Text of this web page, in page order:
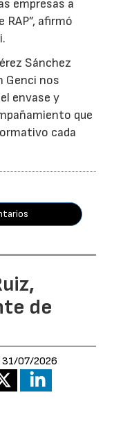
empresas a
afirmó
Sánchez
Genci nos
envase y
que
cada
de
31/07/2026